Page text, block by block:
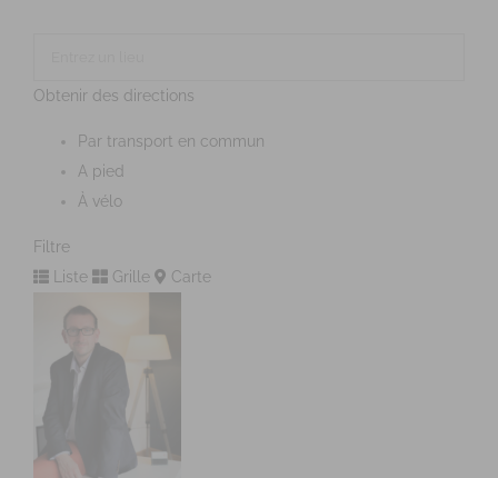
Obtenir des directions
Par transport en commun
A pied
À vélo
Filtre
Liste
Grille Carte